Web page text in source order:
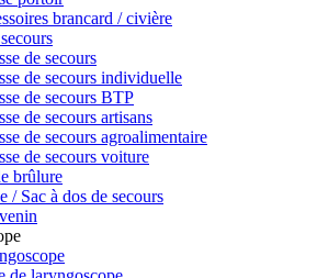
brancard / civière
de secours
de secours individuelle
de secours BTP
de secours artisans
de secours agroalimentaire
de secours voiture
brûlure
/ Sac à dos de secours